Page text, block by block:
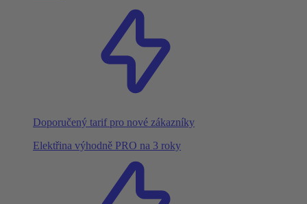
Doporučený tarif pro nové zákazníky
Elektřina výhodně PRO na 3 roky